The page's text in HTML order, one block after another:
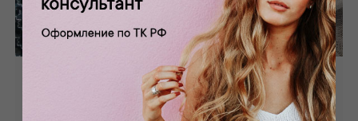
Сетка-стрейч
белая С-001/1